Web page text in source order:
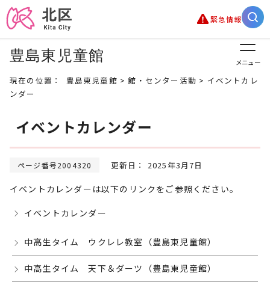
緊急情報
豊島東児童館 メニュー
現在の位置： 豊島東児童館 >館・センター活動 > イベントカレ
ンダー
イベントカレンダー
ページ番号2004320 更新日： 2025年3月7日
イベントカレンダーは以下のリンクをご参照ください。
イベントカレンダー
中高生タイム ウクレレ教室（豊島東児童館）
中高生タイム 天下＆ダーツ（豊島東児童館）